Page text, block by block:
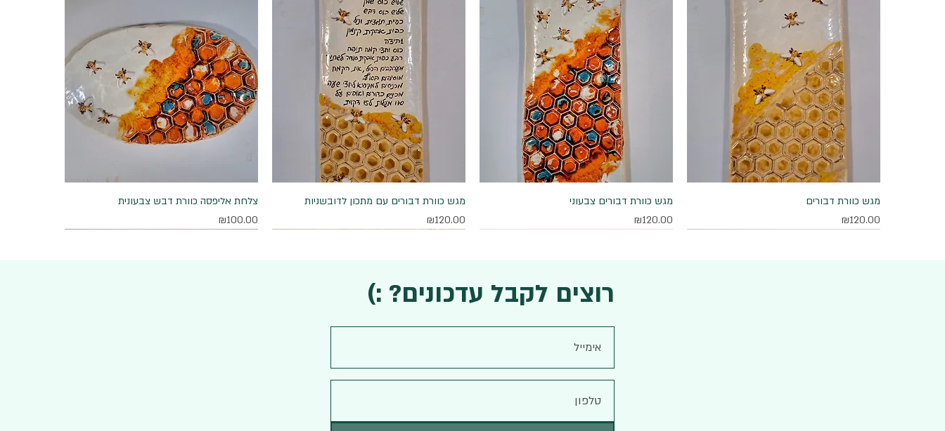
תצוגה מהירהמגש כוורת דבורים
מחיר
₪120.00
תצוגה מהירה
מגש כוורת דבורים צבעוני
מחיר
₪120.00
תצוגה מהירה
מגש כוורת דבורים עם מתכון לדובשניות
מחיר
₪120.00
תצוגה מהירה
צלחת אליפסה כוורת דבש צבעונית
מחיר
₪100.00
רוצים לקבל עדכונים? :)